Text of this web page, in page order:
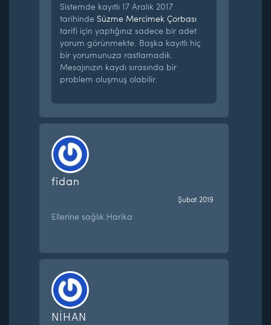
Sistemde kayıtlı 17 Aralık 2017
tarihinde Süzme Mercimek Çorbası
tarifi için yaptığınız sadece bir adet
yorum görünmekte. Başka kayıtlı hiç
bir yorumunuza rastlamadık.
Mesajınızın kaydı sırasında bir
problem oluşmuş olabilir.
fidan
Şubat 2019
Ellerine sağlık.Harika
NİHAN